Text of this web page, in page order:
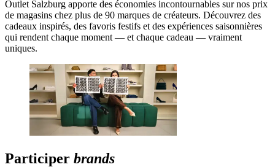
Outlet Salzburg apporte des économies incontournables sur nos prix
de magasins chez plus de 90 marques de créateurs. Découvrez des
cadeaux inspirés, des favoris festifs et des expériences saisonnières
qui rendent chaque moment — et chaque cadeau — vraiment
uniques.
Participer brands